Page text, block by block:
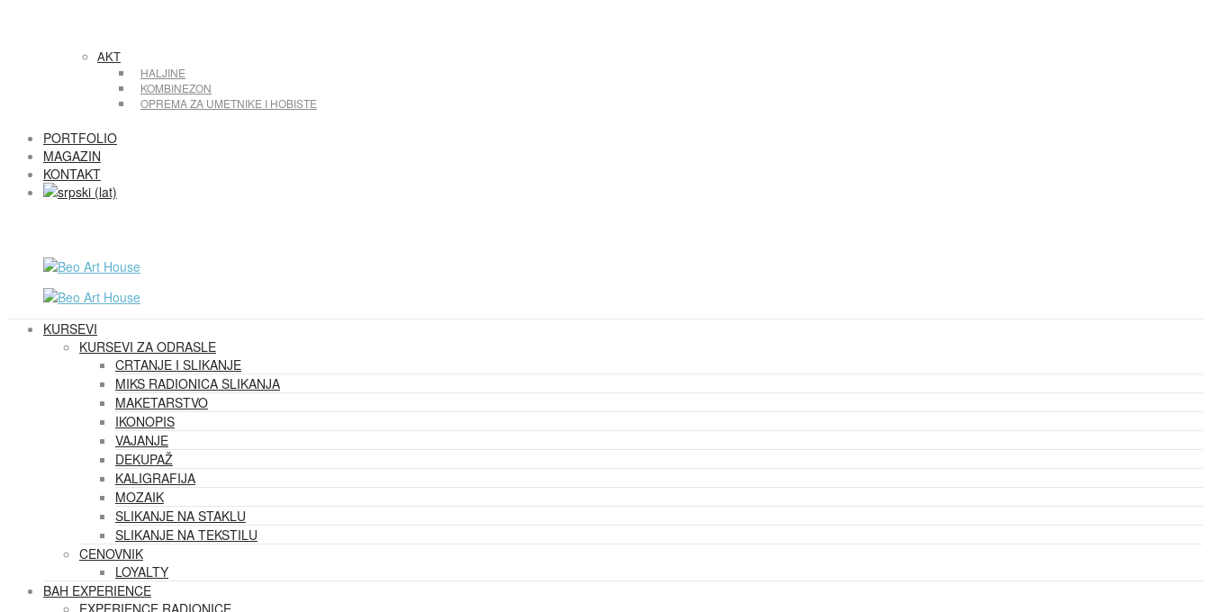
AKT
HALJINE
KOMBINEZON
OPREMA ZA UMETNIKE I HOBISTE
PORTFOLIO
MAGAZIN
KONTAKT
KURSEVI
KURSEVI ZA ODRASLE
CRTANJE I SLIKANJE
MIKS RADIONICA SLIKANJA
MAKETARSTVO
IKONOPIS
VAJANJE
DEKUPAŽ
KALIGRAFIJA
MOZAIK
SLIKANJE NA STAKLU
SLIKANJE NA TEKSTILU
CENOVNIK
LOYALTY
BAH EXPERIENCE
EXPERIENCE RADIONICE